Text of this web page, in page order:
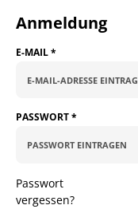
Anmeldung
E-MAIL*
PASSWORT*
Passwort
vergessen?